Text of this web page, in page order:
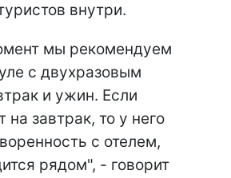
внутри.
мы рекомендуем
с двухразовым
и ужин. Если
на завтрак, то у него
с отелем,
рядом", - говорит